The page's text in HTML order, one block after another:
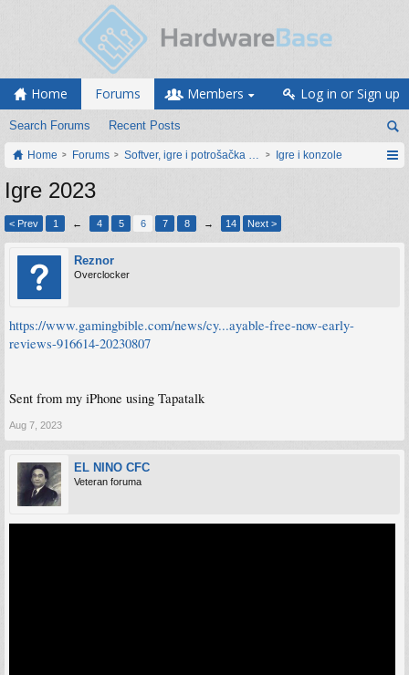
Home Forums
Search Forums Recent Posts
Members Log in or Sign up
Home Forums Softver, igre i potrošačka elektronikaIgre i konzole
Igre 2023
< Prev 1 ← 4 5 6 7 8 → 14 Next >
Reznor
Overclocker
https://www.gamingbible.com/news/cy...ayable-free-now-early-
reviews-916614-20230807
Sent from my iPhone using Tapatalk
Aug 7, 2023
EL NINO CFC
Veteran foruma